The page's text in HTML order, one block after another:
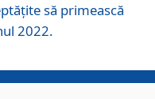
să primească
2022.